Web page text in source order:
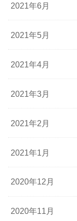
2021年6月
2021年5月
2021年4月
2021年3月
2021年2月
2021年1月
2020年12月
2020年11月